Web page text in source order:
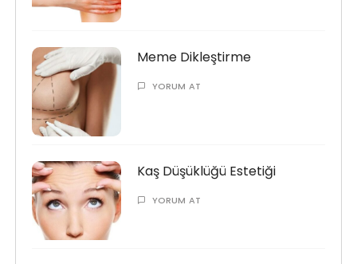
Meme Dikleştirme
YORUM AT
Kaş Düşüklüğü Estetiği
YORUM AT